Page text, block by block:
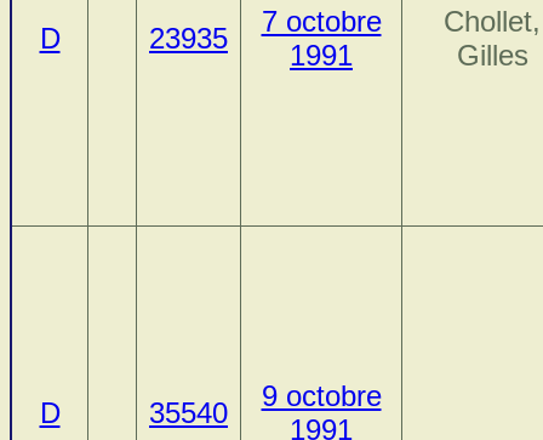
D 23935
7 octobre
1991
Chollet,
Gilles
D 35540
9 octobre
1991